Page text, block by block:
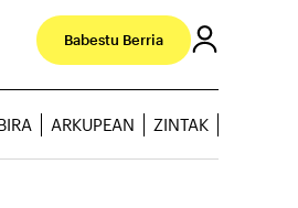
Babestu Berria
ARKUPEAN ZINTAK